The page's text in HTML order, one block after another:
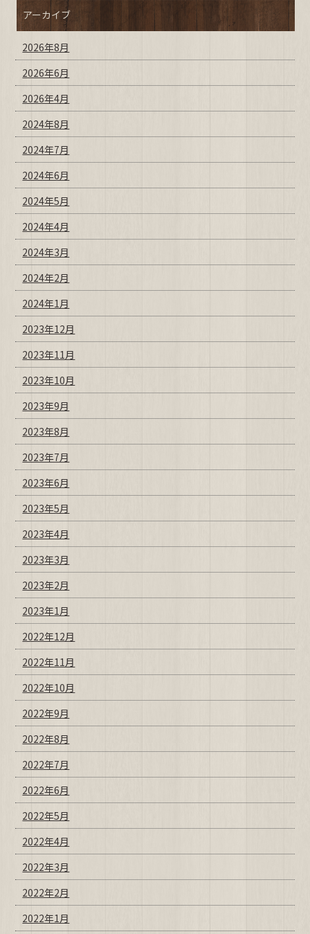
アーカイブ
2026年8月
2026年6月
2026年4月
2024年8月
2024年7月
2024年6月
2024年5月
2024年4月
2024年3月
2024年2月
2024年1月
2023年12月
2023年11月
2023年10月
2023年9月
2023年8月
2023年7月
2023年6月
2023年5月
2023年4月
2023年3月
2023年2月
2023年1月
2022年12月
2022年11月
2022年10月
2022年9月
2022年8月
2022年7月
2022年6月
2022年5月
2022年4月
2022年3月
2022年2月
2022年1月